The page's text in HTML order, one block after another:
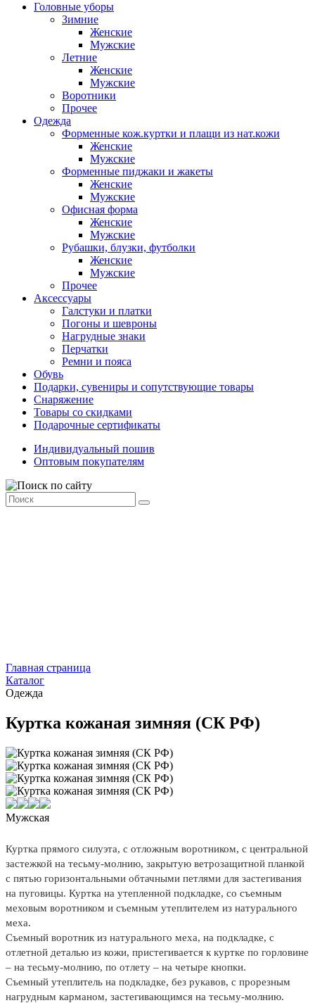
Головные уборы
Зимние
Женские
Мужские
Летние
Женские
Мужские
Воротники
Прочее
Одежда
Форменные кож.куртки и плащи из нат.кожи
Женские
Мужские
Форменные пиджаки и жакеты
Женские
Мужские
Офисная форма
Женские
Мужские
Рубашки, блузки, футболки
Женские
Мужские
Прочее
Аксессуары
Галстуки и платки
Погоны и шевроны
Нагрудные знаки
Перчатки
Ремни и пояса
Обувь
Подарки, сувениры и сопутствующие товары
Снаряжение
Товары со скидками
Подарочные сертификаты
Индивидуальный пошив
Оптовым покупателям
Главная страница
Каталог
Одежда
Куртка кожаная зимняя (СК РФ)
Мужская
Куртка прямого силуэта, с отложным воротником, с центральной
застежкой на тесьму-молнию, закрытую ветрозащитной планкой
с пятью горизонтальными обтачными петлями для застегивания
на пуговицы. Куртка на утепленной подкладке, со съемным
меховым воротником и съемным утеплителем из натурального
меха.
Съемный воротник из натурального меха, на подкладке, с
отлетной деталью из кожи, пристегивается к куртке по горловине
– на тесьму-молнию, по отлету – на четыре кнопки.
Съемный утеплитель на подкладке, без рукавов, с прорезным
нагрудным карманом, застегивающимся на тесьму-молнию.